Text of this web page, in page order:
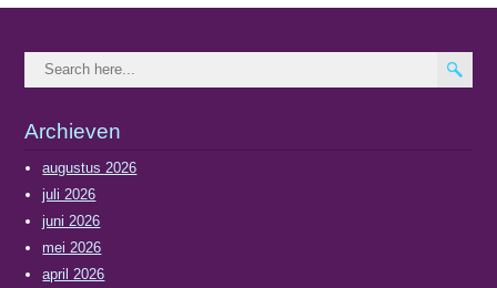
Archieven
augustus 2026
juli 2026
juni 2026
mei 2026
april 2026